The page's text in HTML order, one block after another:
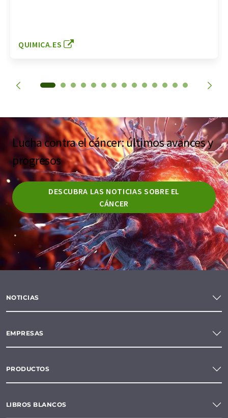
QUIMICA.ES
Lucha contra el cáncer: últimos avances y
progresos
DESCUBRA LAS NOTICIAS SOBRE EL
CÁNCER
NOTICIAS
EMPRESAS
PRODUCTOS
LIBROS BLANCOS